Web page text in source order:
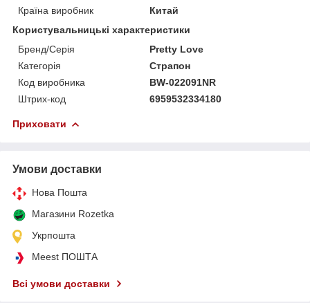
Країна виробник
Китай
Користувальницькі характеристики
Бренд/Серія
Pretty Love
Категорія
Страпон
Код виробника
BW-022091NR
Штрих-код
6959532334180
Приховати
Умови доставки
Нова Пошта
Магазини Rozetka
Укрпошта
Meest ПОШТА
Всі умови доставки